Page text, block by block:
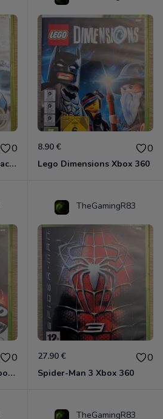
0
Sonic & Sega All-Star Racing - Transformed Xbox 360
8.90 € 0
Lego Dimensions Xbox 360
0
Split Second Velocity Xbox 360
TheGamingR83
27.90 € 0
Spider-Man 3 Xbox 360
TheGamingR83